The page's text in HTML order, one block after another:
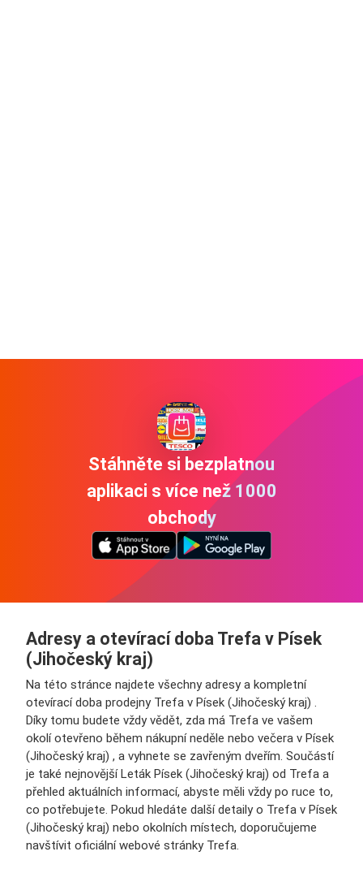
Stáhněte si bezplatnou
aplikaci s více než 1000
obchody
Adresy a otevírací doba Trefa v Písek
(Jihočeský kraj)
Na této stránce najdete všechny adresy a kompletní
otevírací doba prodejny Trefa v Písek (Jihočeský kraj) .
Díky tomu budete vždy vědět, zda má Trefa ve vašem
okolí otevřeno během nákupní neděle nebo večera v Písek
(Jihočeský kraj) , a vyhnete se zavřeným dveřím. Součástí
je také nejnovější Leták Písek (Jihočeský kraj) od Trefa a
přehled aktuálních informací, abyste měli vždy po ruce to,
co potřebujete. Pokud hledáte další detaily o Trefa v Písek
(Jihočeský kraj) nebo okolních místech, doporučujeme
navštívit oficiální webové stránky Trefa.